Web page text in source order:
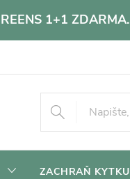
1+1 ZDARMA.
ZACHRAŇ KYTKU